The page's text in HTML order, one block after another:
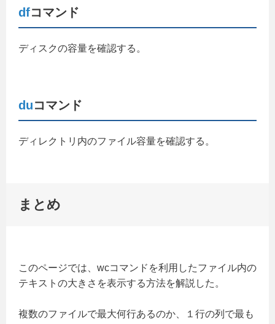
dfコマンド
ディスクの容量を確認する。
duコマンド
ディレクトリ内のファイル容量を確認する。
まとめ
このページでは、wcコマンドを利用したファイル内の
テキストの大きさを表示する方法を解説した。
複数のファイルで最大何行あるのか、１行の列で最も